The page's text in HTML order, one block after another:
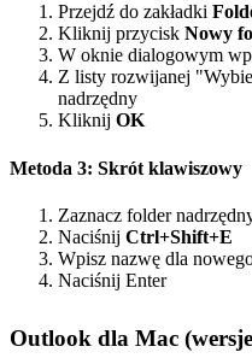
Przejdź do zakładki
Kliknij przycisk Nowy
W oknie dialogowym
Z listy rozwijanej
nadrzędny
Kliknij OK
Metoda 3: Skrót klawiszowy
Zaznacz folder
Naciśnij Ctrl+Shift+E
Wpisz nazwę dla
Naciśnij Enter
Outlook dla Mac